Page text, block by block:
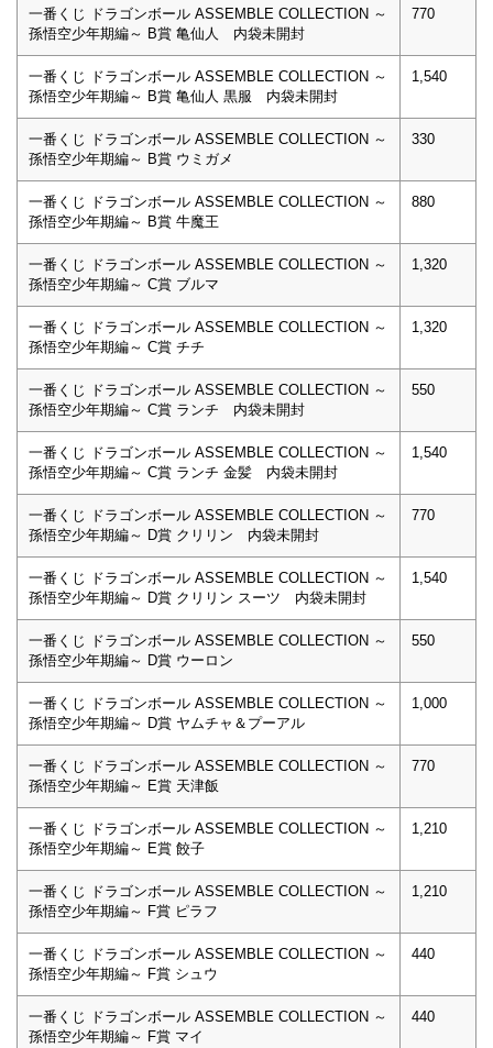
一番くじ ドラゴンボール ASSEMBLE COLLECTION ～
孫悟空少年期編～ B賞 亀仙人 内袋未開封
770
一番くじ ドラゴンボール ASSEMBLE COLLECTION ～
孫悟空少年期編～ B賞 亀仙人 黒服 内袋未開封
1,540
一番くじ ドラゴンボール ASSEMBLE COLLECTION ～
孫悟空少年期編～ B賞 ウミガメ
330
一番くじ ドラゴンボール ASSEMBLE COLLECTION ～
孫悟空少年期編～ B賞 牛魔王
880
一番くじ ドラゴンボール ASSEMBLE COLLECTION ～
孫悟空少年期編～ C賞 ブルマ
1,320
一番くじ ドラゴンボール ASSEMBLE COLLECTION ～
孫悟空少年期編～ C賞 チチ
1,320
一番くじ ドラゴンボール ASSEMBLE COLLECTION ～
孫悟空少年期編～ C賞 ランチ 内袋未開封
550
一番くじ ドラゴンボール ASSEMBLE COLLECTION ～
孫悟空少年期編～ C賞 ランチ 金髪 内袋未開封
1,540
一番くじ ドラゴンボール ASSEMBLE COLLECTION ～
孫悟空少年期編～ D賞 クリリン 内袋未開封
770
一番くじ ドラゴンボール ASSEMBLE COLLECTION ～
孫悟空少年期編～ D賞 クリリン スーツ 内袋未開封
1,540
一番くじ ドラゴンボール ASSEMBLE COLLECTION ～
孫悟空少年期編～ D賞 ウーロン
550
一番くじ ドラゴンボール ASSEMBLE COLLECTION ～
孫悟空少年期編～ D賞 ヤムチャ＆プーアル
1,000
一番くじ ドラゴンボール ASSEMBLE COLLECTION ～
孫悟空少年期編～ E賞 天津飯
770
一番くじ ドラゴンボール ASSEMBLE COLLECTION ～
孫悟空少年期編～ E賞 餃子
1,210
一番くじ ドラゴンボール ASSEMBLE COLLECTION ～
孫悟空少年期編～ F賞 ピラフ
1,210
一番くじ ドラゴンボール ASSEMBLE COLLECTION ～
孫悟空少年期編～ F賞 シュウ
440
一番くじ ドラゴンボール ASSEMBLE COLLECTION ～
孫悟空少年期編～ F賞 マイ
440